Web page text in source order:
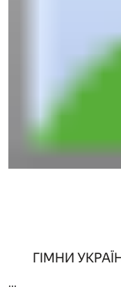
ГІМНИ
...